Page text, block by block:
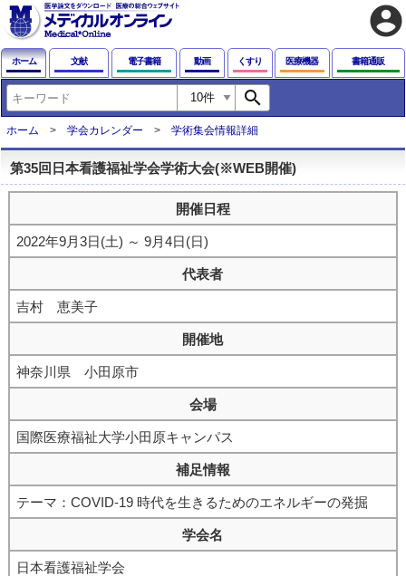
account_circle
ホーム 文献 電子書籍 動画 くすり 医療機器 書籍通販
search
ホーム 学会カレンダー 学術集会情報詳細
第35回日本看護福祉学会学術大会(※WEB開催)
開催日程
2022年9月3日(土) ～ 9月4日(日)
代表者
吉村 恵美子
開催地
神奈川県 小田原市
会場
国際医療福祉大学小田原キャンパス
補足情報
テーマ：COVID-19 時代を生きるためのエネルギーの発掘
学会名
日本看護福祉学会